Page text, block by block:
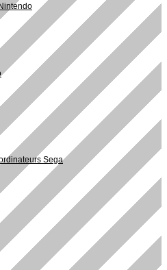
Sega